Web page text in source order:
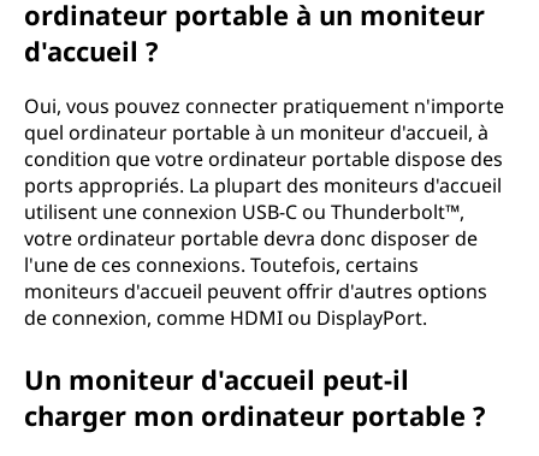
ordinateur portable à un moniteur
d'accueil ?
Oui, vous pouvez connecter pratiquement n'importe
quel ordinateur portable à un moniteur d'accueil, à
condition que votre ordinateur portable dispose des
ports appropriés. La plupart des moniteurs d'accueil
utilisent une connexion USB-C ou Thunderbolt™,
votre ordinateur portable devra donc disposer de
l'une de ces connexions. Toutefois, certains
moniteurs d'accueil peuvent offrir d'autres options
de connexion, comme HDMI ou DisplayPort.
Un moniteur d'accueil peut-il
charger mon ordinateur portable ?